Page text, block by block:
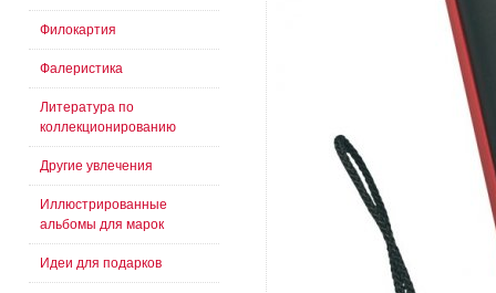
Филокартия
Фалеристика
Литература по
коллекционированию
Другие увлечения
Иллюстрированные
альбомы для марок
Идеи для подарков